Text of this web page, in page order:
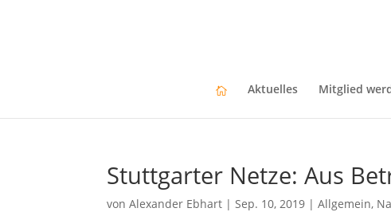
Aktuelles Mitglied
Stuttgarter Netze: Aus
vonAlexander Ebhart |Sep. 10, 2019 |Allgemein,